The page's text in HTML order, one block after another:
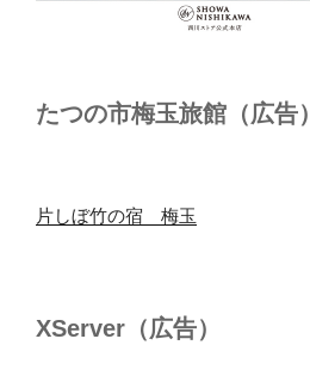
たつの市梅玉旅館（広告）
片しぼ竹の宿 梅玉
XServer（広告）